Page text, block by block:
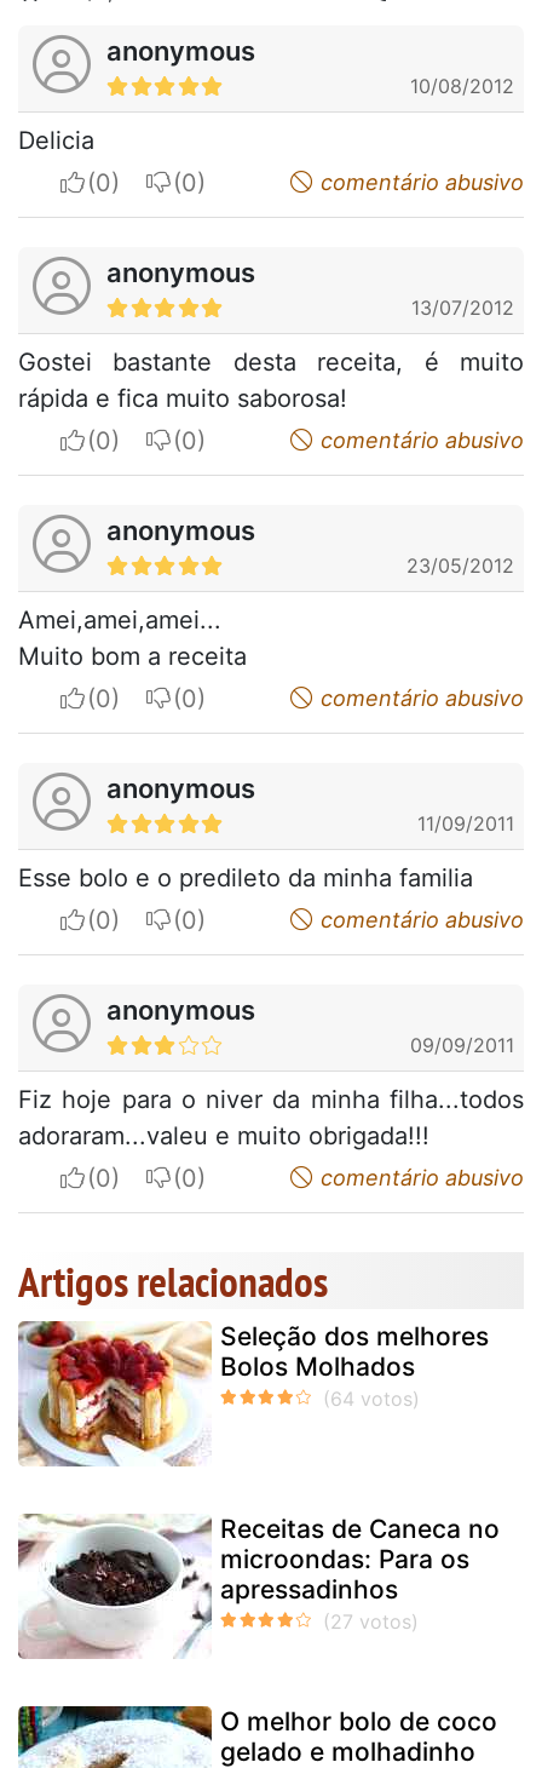
anonymous
10/08/2012
Delicia
I apreciateI do not appreciatecomentário abusivo
anonymous
13/07/2012
Gostei bastante desta receita, é muito
rápida e fica muito saborosa!
I apreciateI do not appreciatecomentário abusivo
anonymous
23/05/2012
Amei,amei,amei...
Muito bom a receita
I apreciateI do not appreciatecomentário abusivo
anonymous
11/09/2011
Esse bolo e o predileto da minha familia
I apreciateI do not appreciatecomentário abusivo
anonymous
09/09/2011
Fiz hoje para o niver da minha filha...todos
adoraram...valeu e muito obrigada!!!
I apreciateI do not appreciatecomentário abusivo
Artigos relacionados
Seleção dos melhores
Bolos Molhados
Receitas de Caneca no
microondas: Para os
apressadinhos
O melhor bolo de coco
gelado e molhadinho